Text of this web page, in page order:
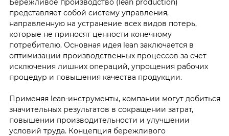
Бережливое производство (lean production)
представляет собой систему управления,
направленную на устранение всех видов потерь,
которые не приносят ценности конечному
потребителю. Основная идея lean заключается в
оптимизации производственных процессов за счет
исключения лишних операций, упрощения рабочих
процедур и повышения качества продукции.
Применяя lean-инструменты, компании могут добиться
значительных результатов в сокращении затрат,
повышении производительности и улучшении
условий труда. Концепция бережливого